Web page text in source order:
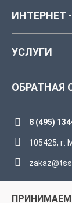
ИНТЕРНЕТ
УСЛУГИ
ОБРАТНАЯ
8 (495)
105425, г.
ПРИНИМАЕМ